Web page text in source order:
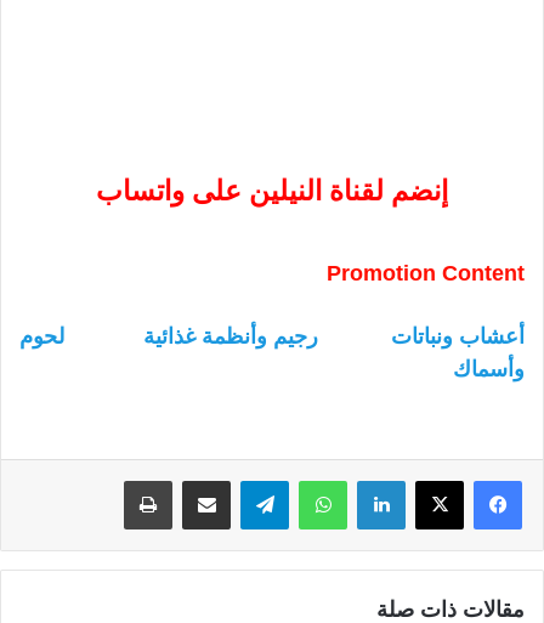
إنضم لقناة النيلين على واتساب
Promotion Content
أعشاب ونباتات رجيم وأنظمة غذائية
لحوم
وأسماك
لينكدإن واتساب
مقالات ذات صلة